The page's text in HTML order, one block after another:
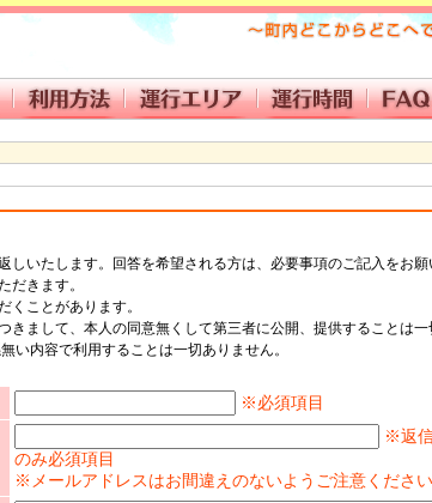
しいたします。回答を希望される方は、必要事項のご記入をお願
だきます。
くことがあります。
まして、本人の同意無くして第三者に公開、提供することは一
内容で利用することは一切ありません。
※必須項目
※返
のみ必須項目
※メールアドレスはお間違えのないようご注意ください